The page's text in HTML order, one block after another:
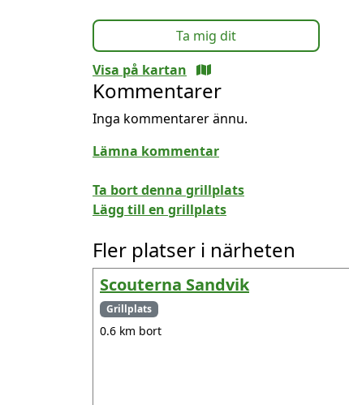
Ta mig dit
Visa på kartan
Kommentarer
Inga kommentarer ännu.
Lämna kommentar
Ta bort denna grillplats
Lägg till en grillplats
Fler platser i närheten
Scouterna Sandvik
Grillplats
0.6 km bort